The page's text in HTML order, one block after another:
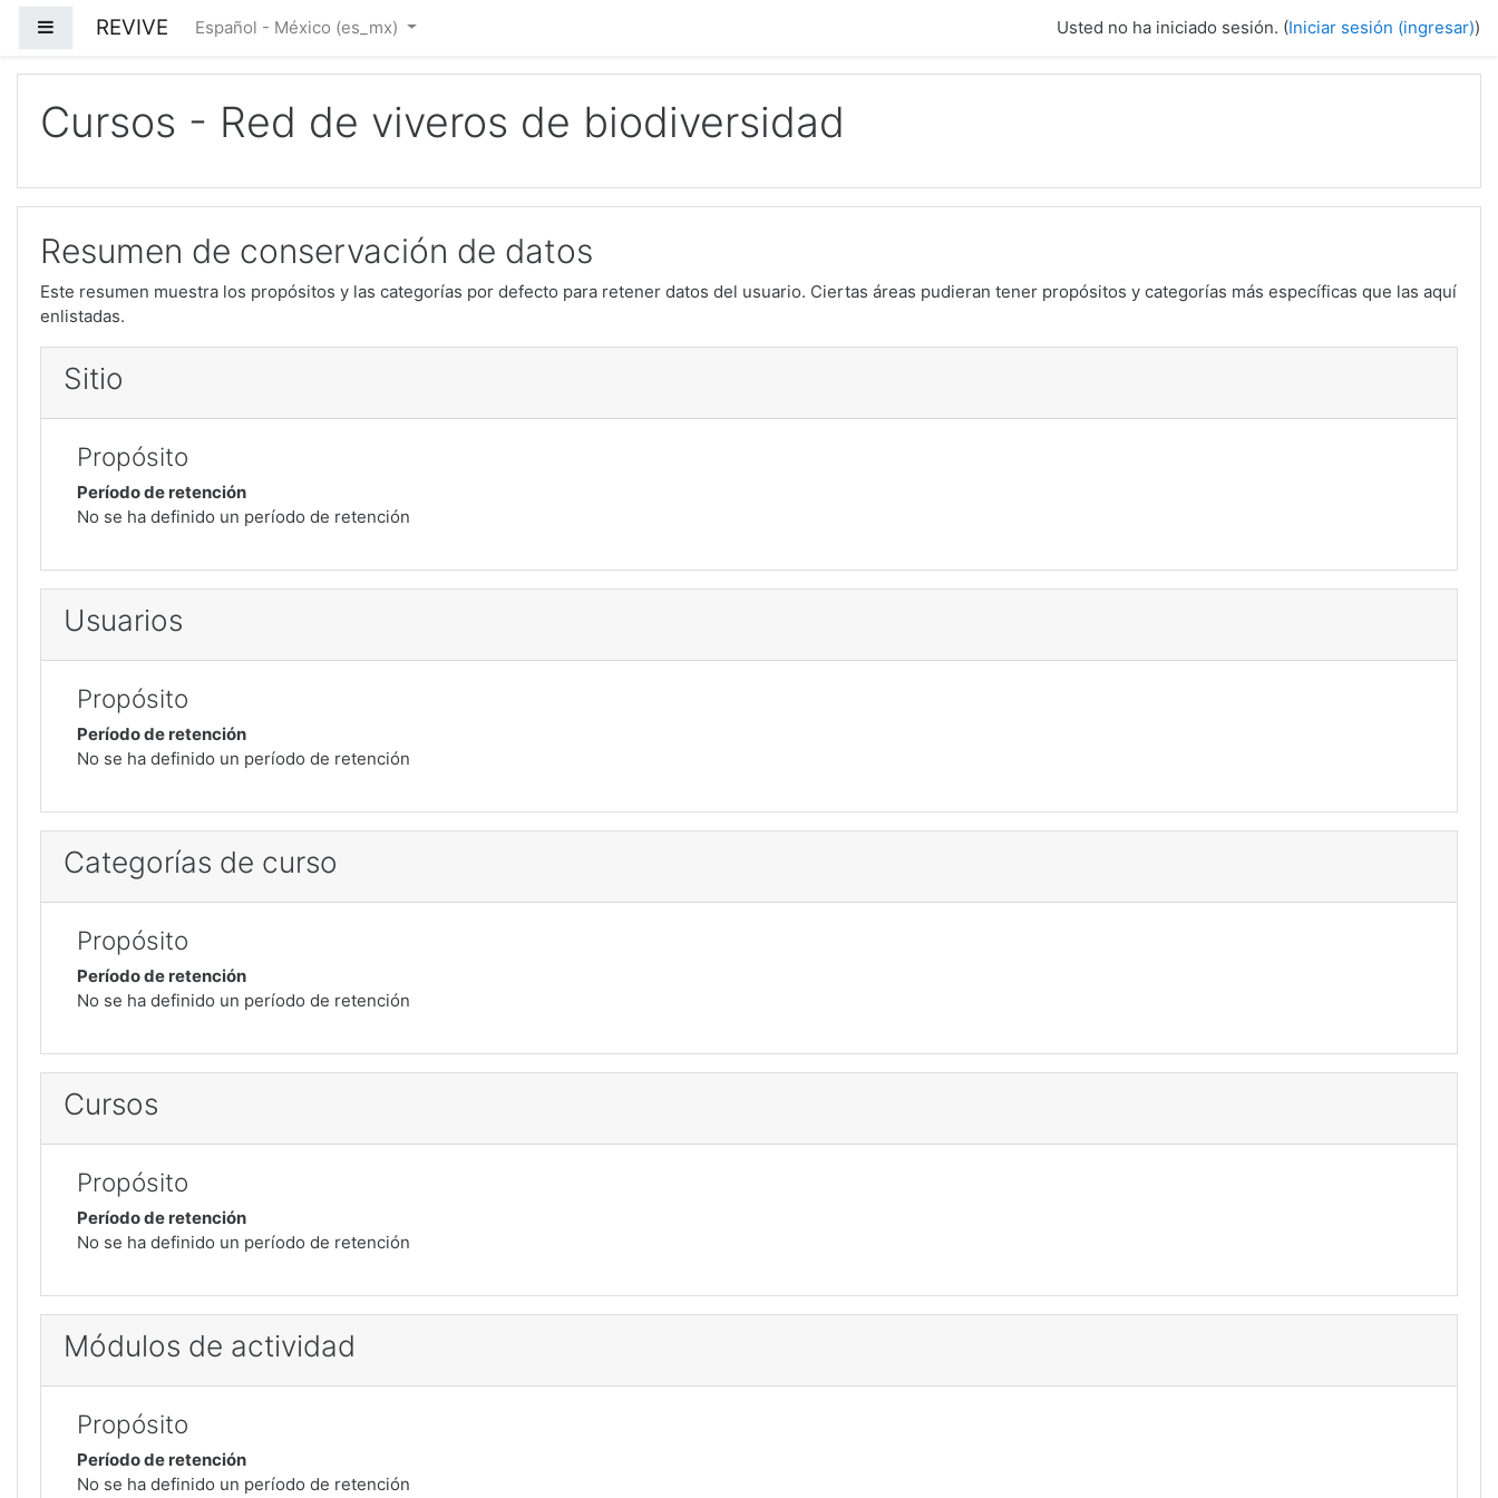
Pánel lateral
REVIVE Español - México ‎(es_mx)‎ Usted no ha iniciado sesión. (Iniciar sesión (ingresar))
Cursos - Red de viveros de biodiversidad
Resumen de conservación de datos
Este resumen muestra los propósitos y las categorías por defecto para retener datos del usuario. Ciertas áreas pudieran tener propósitos y categorías más específicas que las aquí
enlistadas.
Sitio
Propósito
Período de retención
No se ha definido un período de retención
Usuarios
Propósito
Período de retención
No se ha definido un período de retención
Categorías de curso
Propósito
Período de retención
No se ha definido un período de retención
Cursos
Propósito
Período de retención
No se ha definido un período de retención
Módulos de actividad
Propósito
Período de retención
No se ha definido un período de retención